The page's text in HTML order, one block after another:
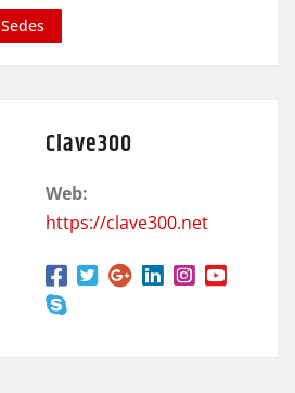
Sedes
Clave300
Web:
https://clave300.net